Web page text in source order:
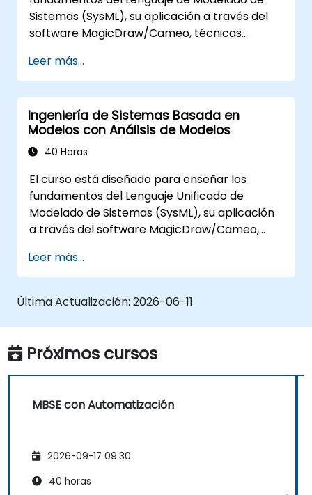
Sistemas (SysML), su aplicación a través del
software MagicDraw/Cameo, técnicas
Sistemas Basada en Modelos) y las mejores
prácticas en MBSE. Esta capacitación cubre
los fundamentos para crear plantillas y
generar informes dentro del conjunto de
herramientas MagicDraw/Cameo, y enseña
cómo funcionan las macros y scripts dentro
Leer más...
Ingeniería de Sistemas Basada en
Modelos con Análisis de Modelos
40 Horas
El curso está diseñado para enseñar los
fundamentos del Lenguaje Unificado de
Modelado de Sistemas (SysML), su aplicación
a través del software MagicDraw/Cameo,
Ingeniería de Sistemas Basada en Modelos
(MBSE) y las mejores prácticas en MBSE. Esta
capacitación enseña los conceptos clave y
conjuntos de validación y métricas del
modelo, así como introduce los conceptos
fundamentales y funciones para desarrollar y
utilizar consultas de modelos en
MagicDraw/Cameo.​
Leer más...
Última Actualización: 2026-06-11
Próximos cursos
MBSE con Automatización
2026-09-17 09:30
40 horas